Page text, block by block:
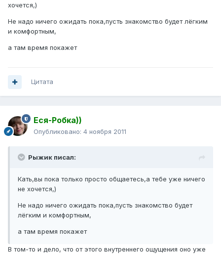
хочется,)
Не надо ничего ожидать пока,пусть знакомство будет лёгким
и комфортным,
а там время покажет
Цитата
Еся-Робка))
Опубликовано: 4 ноября 2011
Рыжик писал:
Кать,вы пока только просто общаетесь,а тебе уже ничего
не хочется,)
Не надо ничего ожидать пока,пусть знакомство будет
лёгким и комфортным,
а там время покажет
В том-то и дело, что от этого внутреннего ощущения оно уже